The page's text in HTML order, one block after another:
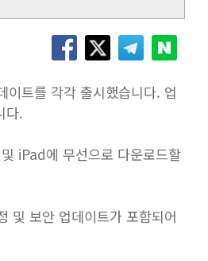
트를 각각 출시했습니다. 업
다.
iPad에 무선으로 다운로드할
및 보안 업데이트가 포함되어